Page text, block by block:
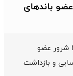
وزارت اطلاعات: ۲۱ عامل موساد و ۴ عضو باندهای
وزارت اطلاعات اعلام کرد: ۲۱ عامل موساد و ۴ شرور عضو
و بازداشت